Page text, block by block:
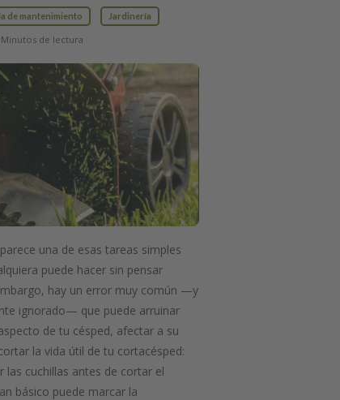
de mantenimiento Jardinería
Minutos de lectura
una de esas tareas simples
puede hacer sin pensar
hay un error muy común —y
ignorado— que puede arruinar
de tu césped, afectar a su
la vida útil de tu cortacésped:
las cuchillas antes de cortar el
básico puede marcar la